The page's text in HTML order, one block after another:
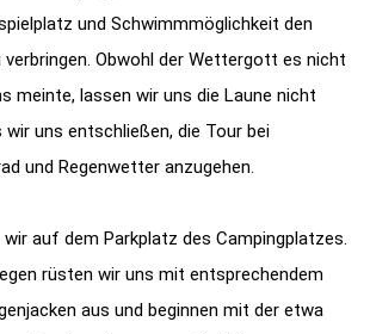
und Schwimmmöglichkeit den
Obwohl der Wettergott es nicht
meinte, lassen wir uns die Laune nicht
wir uns entschließen, die Tour bei
und Regenwetter anzugehen.
auf dem Parkplatz des Campingplatzes.
rüsten wir uns mit entsprechendem
aus und beginnen mit der etwa